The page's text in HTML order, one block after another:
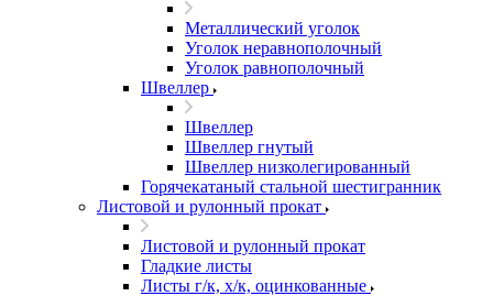
Металлический уголок
Уголок неравнополочный
Уголок равнополочный
Швеллер
Швеллер
Швеллер гнутый
Швеллер низколегированный
Горячекатаный стальной шестигранник
Листовой и рулонный прокат
Листовой и рулонный прокат
Гладкие листы
Листы г/к, х/к, оцинкованные